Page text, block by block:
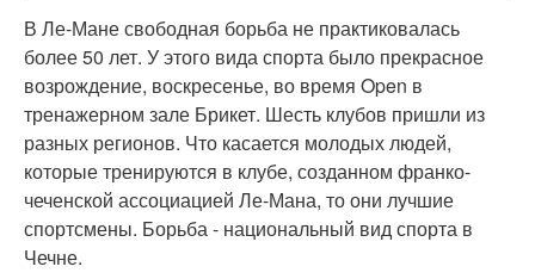
В Ле-Мане свободная борьба не практиковалась
более 50 лет. У этого вида спорта было прекрасное
возрождение, воскресенье, во время Open в
тренажерном зале Брикет. Шесть клубов пришли из
разных регионов. Что касается молодых людей,
которые тренируются в клубе, созданном франко-
чеченской ассоциацией Ле-Мана, то они лучшие
спортсмены. Борьба - национальный вид спорта в
Чечне.